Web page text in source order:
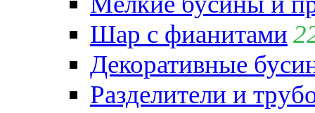
Шар с фианитами
Декоративные
Разделители и